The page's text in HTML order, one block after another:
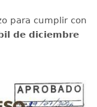
para cumplir con
de diciembre